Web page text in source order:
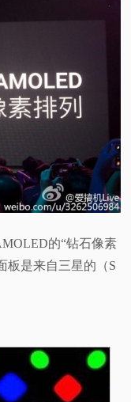
的“钻石像素
板是来自三星的（S